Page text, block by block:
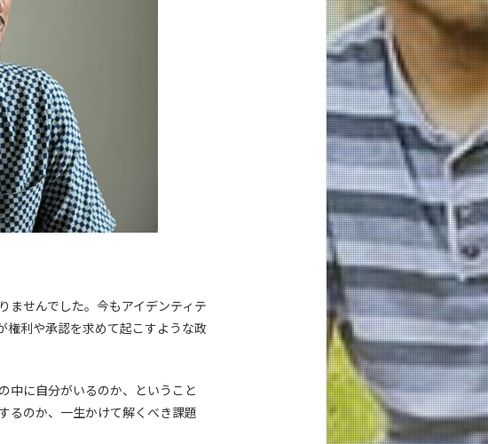
ませんでした。今もアイデンティテ
権利や承認を求めて起こすような政
中に自分がいるのか、ということ
るのか、一生かけて解くべき課題